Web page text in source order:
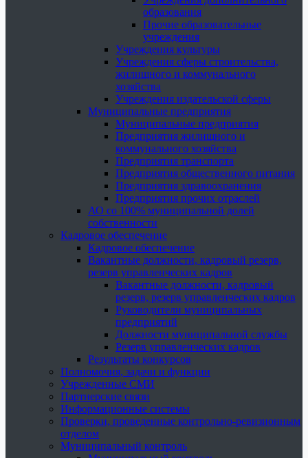
образования
Прочие образовательные
учреждения
Учреждения культуры
Учреждения сферы строительства,
жилищного и коммунального
хозяйства
Учреждения издательской сферы
Муниципальные предприятия
Муниципальные предприятия
Предприятия жилищного и
коммунального хозяйства
Предприятия транспорта
Предприятия общественного питания
Предприятия здравоохранения
Предприятия прочих отраслей
АО со 100% муниципальной долей
собственности
Кадровое обеспечение
Кадровое обеспечение
Вакантные должности, кадровый резерв,
резерв управленческих кадров
Вакантные должности, кадровый
резерв, резерв управленческих кадров
Руководители муниципальных
предприятий
Должности муниципальной службы
Резерв управленческих кадров
Результаты конкурсов
Полномочия, задачи и функции
Учрежденные СМИ
Партнерские связи
Информационные системы
Проверки, проведенные контрольно-ревизионным
отделом
Муниципальный контроль